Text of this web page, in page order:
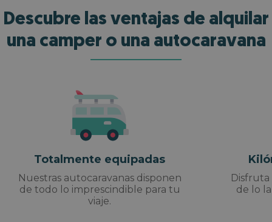
Descubre las ventajas de alquilar
una camper o una autocaravana
Totalmente equipadas
Nuestras autocaravanas disponen
de todo lo imprescindible para tu
viaje.
de lo